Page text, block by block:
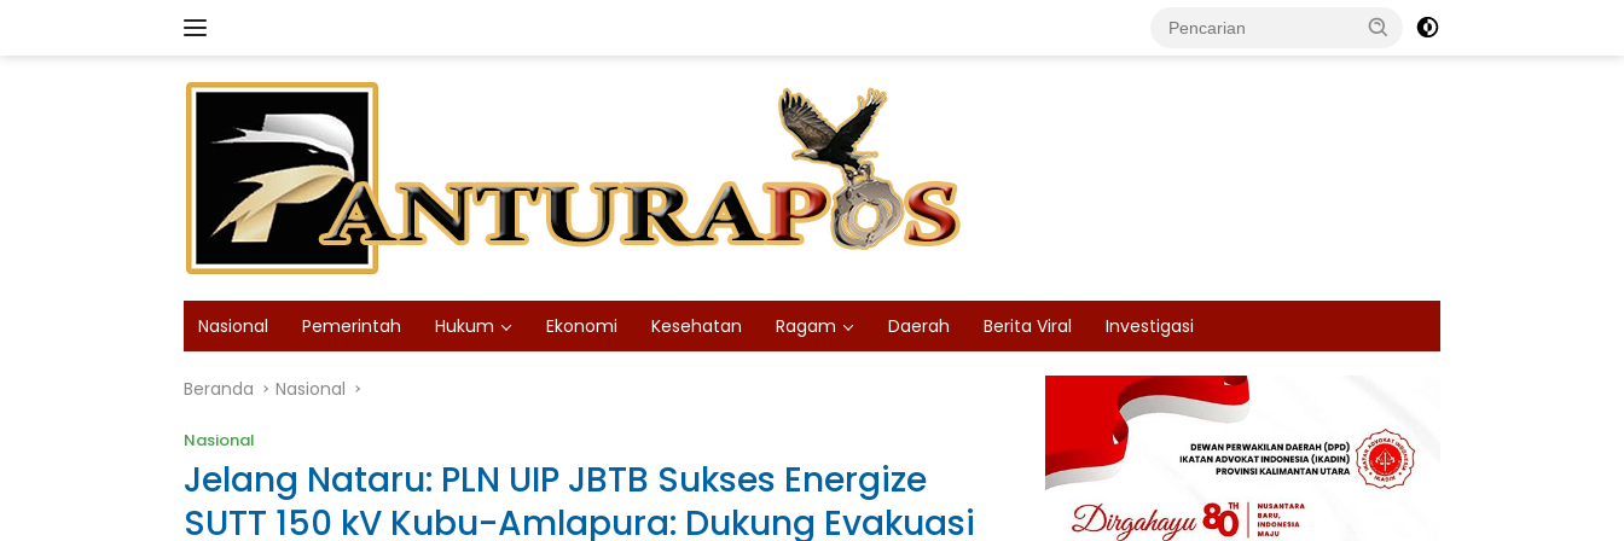
Nasional Pemerintah Hukum Ekonomi Kesehatan Ragam Daerah Berita Viral Investigasi
Beranda Nasional
Nasional
Jelang Nataru: PLN UIP JBTB Sukses Energize
SUTT 150 kV Kubu-Amlapura: Dukung Evakuasi